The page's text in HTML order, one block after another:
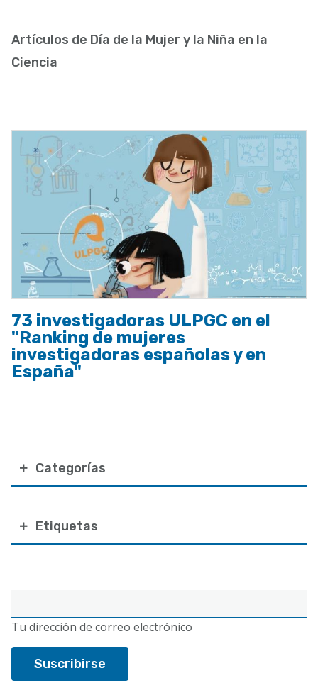
ayuda
a
electrónico
Tu dirección de correo electrónico
Categorías
Etiquetas
Artículos de Día de la Mujer y la Niña en la
Ciencia
73 investigadoras ULPGC en el
"Ranking de mujeres
investigadoras españolas y en
España"